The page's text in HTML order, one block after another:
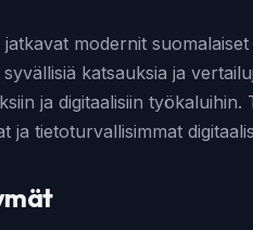
modernit
katsauksia ja
ja digitaalisiin
ja tietoturvallisimmat